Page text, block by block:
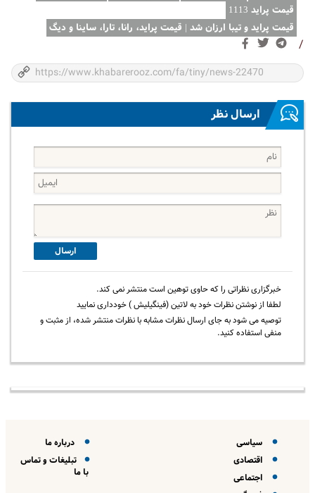
قیمت پراید 1113
قیمت پراید و تیبا ارزان شد | قیمت پراید، رانا، تارا، ساینا و دیگ
/
ارسال نظر
ارسال
خبرگزاری نظراتی را که حاوی توهین است منتشر نمی کند.
لطفا از نوشتن نظرات خود به لاتین (فینگیلیش ) خودداری نمایید
توصیه می شود به جای ارسال نظرات مشابه با نظرات منتشر شده، از مثبت و
منفی استفاده کنید.
سیاسی
اقتصادی
اجتماعی
درباره ما
تبلیغات و تماس
با ما